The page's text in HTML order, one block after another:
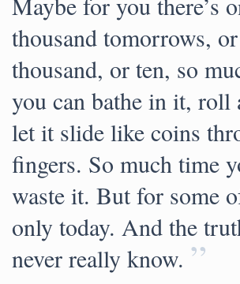
thousand tomorrows,
thousand, or ten, so
you can bathe in it, roll
let it slide like coins
fingers. So much time
waste it. But for some
only today. And the
never really know. ”